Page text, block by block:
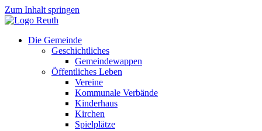
Zum Inhalt springen
Die Gemeinde
Geschichtliches
Gemeindewappen
Öffentliches Leben
Vereine
Kommunale Verbände
Kinderhaus
Kirchen
Spielplätze